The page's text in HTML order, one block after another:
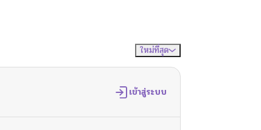
ใหม่ที่สุด
เข้าสู่ระบบ